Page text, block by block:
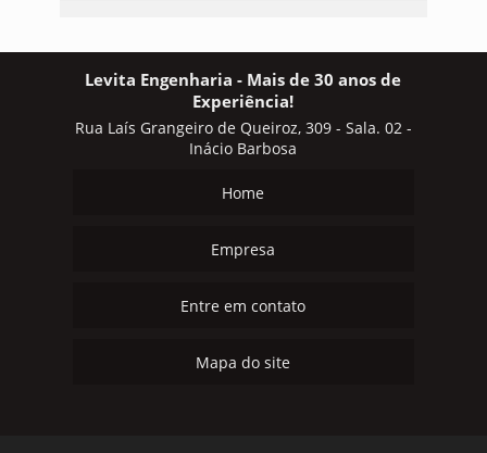
Levita Engenharia - Mais de 30 anos de
Experiência!
Rua Laís Grangeiro de Queiroz, 309 - Sala. 02 -
Inácio Barbosa
Home
Empresa
Entre em contato
Mapa do site